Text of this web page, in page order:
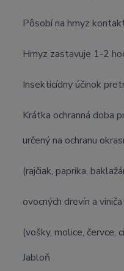
Pôsobí na hmyz
Hmyz zastavuje 1-2
Insekticídny účinok
Krátka ochranná doba
určený na ochranu
(rajčiak, paprika,
ovocných drevín a
(vošky, molice, červce,
Jabloň